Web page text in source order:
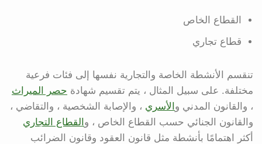
القطاع الخاص
قطاع تجاري
تنقسم الأنشطة الخاصة والتجارية نفسها إلى فئات فرعية
مختلفة. على سبيل المثال ، يتم تقسيم شهادة حصر الميراث
، والقانون المدني و الأسري ، والإصابة الشخصية ، والتقاضي ،
والقانون الجنائي حسب القطاع الخاص ، و القطاع التجاري
أكثر اهتمامًا بأنشطة مثل قانون العقود وقانون الضرائب